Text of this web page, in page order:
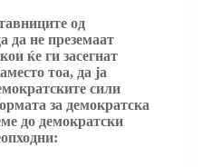
од
да не преземаат
ќе ги засегнат
тоа, да ја
сили
за демократска
до демократски